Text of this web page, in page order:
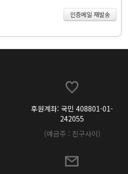
후원계좌: 국민 408801-01-
242055
(예금주 : 친구사이)